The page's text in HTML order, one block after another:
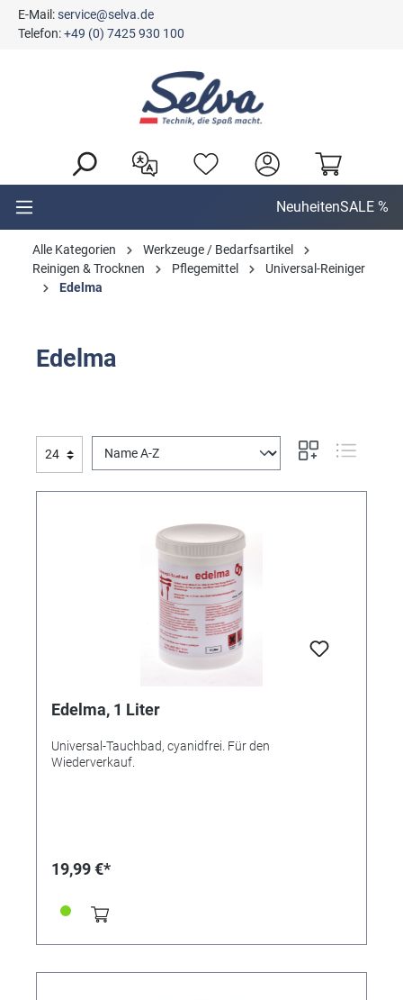
springen
E-Mail:service@selva.de
Telefon:+49 (0) 7425 930 100
NeuheitenSALE %
Alle Kategorien
Werkzeuge / Bedarfsartikel
Reinigen & Trocknen
Pflegemittel
Universal-Reiniger
Edelma
Edelma
Edelma, 1 Liter
Universal-Tauchbad, cyanidfrei. Für den
Wiederverkauf.
19,99 €*